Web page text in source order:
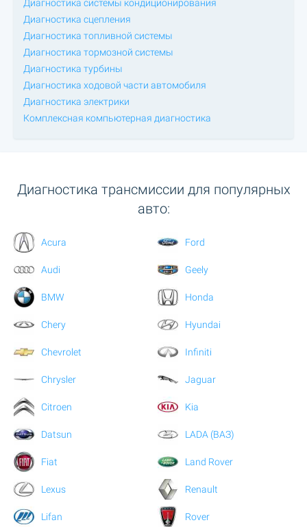
Диагностика системы кондиционирования
Диагностика сцепления
Диагностика топливной системы
Диагностика тормозной системы
Диагностика турбины
Диагностика ходовой части автомобиля
Диагностика электрики
Комплексная компьютерная диагностика
Диагностика трансмиссии для популярных
авто:
Acura
Audi
BMW
Chery
Chevrolet
Chrysler
Citroen
Datsun
Fiat
Ford
Geely
Honda
Hyundai
Infiniti
Jaguar
Kia
LADA (ВАЗ)
Land Rover
Lexus
Lifan
Renault
Rover